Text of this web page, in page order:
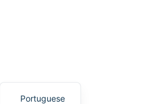
Portuguese